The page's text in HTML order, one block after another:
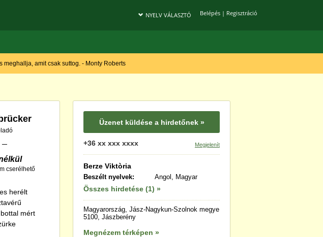
Belépés| Regisztráció
NYELV VÁLASZTÓ
meghallja, amit csak suttog. - Monty Roberts
cserélhető
herélt
mért
Üzenet küldése a hirdetőnek »
+36 xx xxx xxxx Megjelenít
Berze Viktòria
Beszélt nyelvek: Angol, Magyar
Összes hirdetése (1) »
Magyarország, Jász-Nagykun-Szolnok megye
5100, Jászberény
Megnézem térképen »